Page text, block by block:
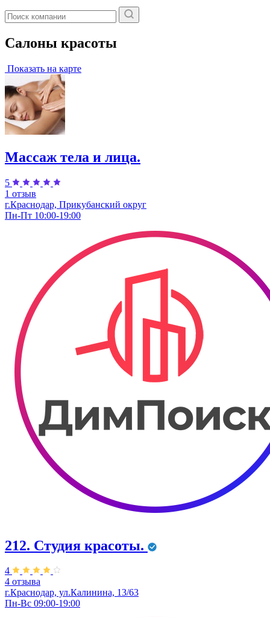
Салоны красоты
Показать на карте
Массаж тела и лица.
5
1 отзыв
г.Краснодар, Прикубанский округ
Пн-Пт 10:00-19:00
212. Студия красоты.
4
4 отзыва
г.Краснодар, ул.Калинина, 13/63
Пн-Вс 09:00-19:00